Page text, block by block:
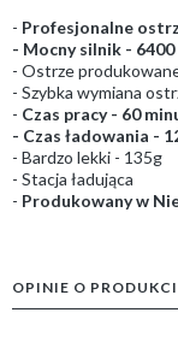
- Profesjonalne
- Mocny silnik -
- Ostrze
- Szybka wymiana
- Czas pracy - 60
- Czas ładowania -
- Bardzo lekki - 135g
- Stacja ładująca
- Produkowany w
OPINIE O